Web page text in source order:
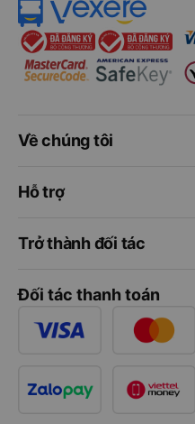
Về chúng tôi
Hỗ trợ
Trở thành đối tác
Đối tác thanh toán